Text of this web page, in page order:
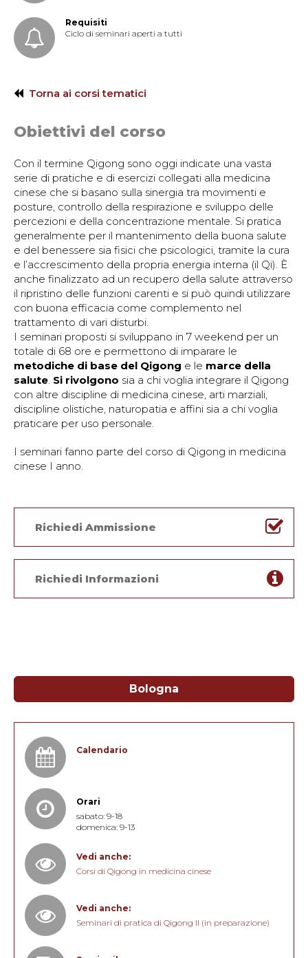
Requisiti
Ciclo di seminari aperti a tutti
Torna ai corsi tematici
Obiettivi del corso
Con il termine Qigong sono oggi indicate una vasta
serie di pratiche e di esercizi collegati alla medicina
cinese che si basano sulla sinergia tra movimenti e
posture, controllo della respirazione e sviluppo delle
percezioni e della concentrazione mentale. Si pratica
generalmente per il mantenimento della buona salute
e del benessere sia fisici che psicologici, tramite la cura
e l’accrescimento della propria energia interna (il Qi). È
anche finalizzato ad un recupero della salute attraverso
il ripristino delle funzioni carenti e si può quindi utilizzare
con buona efficacia come complemento nel
trattamento di vari disturbi.
I seminari proposti si sviluppano in 7 week­end per un
totale di 68 ore e permettono di imparare le
metodiche di base del Qigong e le marce della
salute. Si rivolgono sia a chi voglia integrare il Qigong
con altre discipline di medicina cinese, arti marziali,
discipline olistiche, naturopatia e affini sia a chi voglia
praticare per uso personale.
I seminari fanno parte del corso di Qigong in medicina
cinese I anno.
Richiedi Ammissione
Richiedi Informazioni
Bologna
Calendario
Orari
sabato: 9-18
domenica: 9-13
Vedi anche:
Corsi di Qigong in medicina cinese
Vedi anche:
Seminari di pratica di Qigong II (in preparazione)